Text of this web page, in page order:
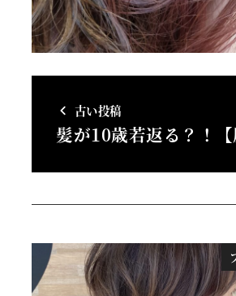
古い投稿
髪が10歳若返る？！【